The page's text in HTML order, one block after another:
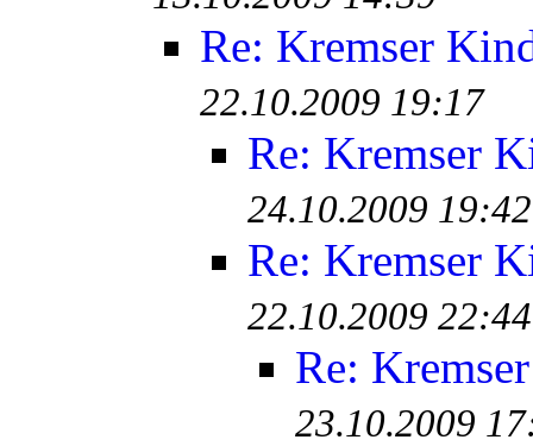
Re: Kremser
22.10.2009 19:17
Re: Kremser
24.10.2009 19:42
Re: Kremser
22.10.2009 22:44
Re:
23.10.2009